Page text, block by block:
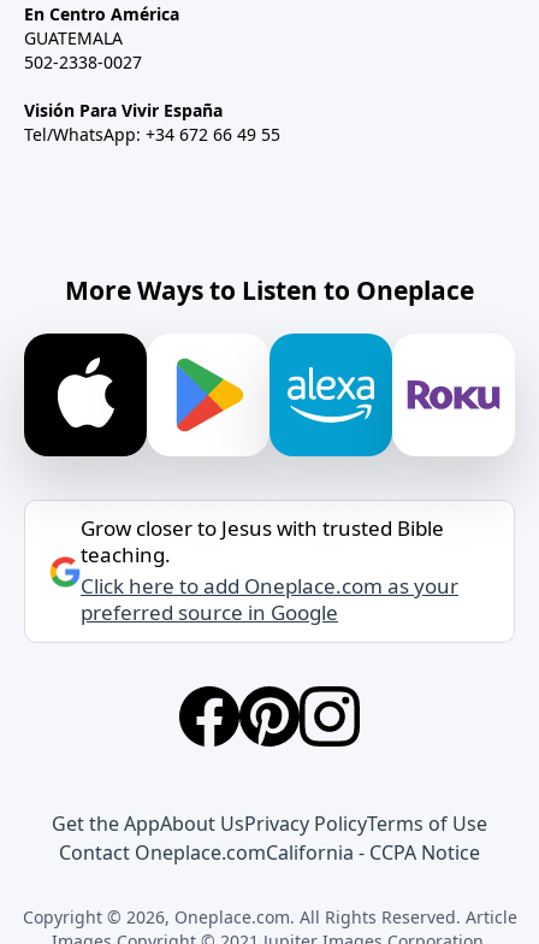
En Centro América
GUATEMALA
502-2338-0027
Visión Para Vivir España
Tel/WhatsApp: +34 672 66 49 55
More Ways to Listen to Oneplace
Grow closer to Jesus with trusted Bible
teaching.
Click here to add Oneplace.com as your
preferred source in Google
Get the AppAbout UsPrivacy PolicyTerms of Use
Contact Oneplace.comCalifornia - CCPA Notice
Copyright © 2026, Oneplace.com. All Rights Reserved. Article